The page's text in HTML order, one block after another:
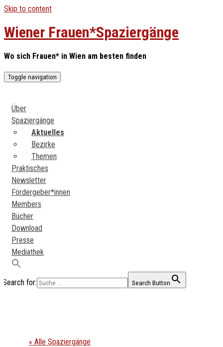
Skip to content
Wiener Frauen*Spaziergänge
Wo sich Frauen* in Wien am besten finden
Toggle navigation
Über
Spaziergänge
Aktuelles
Bezirke
Themen
Praktisches
Newsletter
Fördergeber*innen
Members
Bücher
Download
Presse
Mediathek
Search for: Search Button
« Alle Spaziergänge